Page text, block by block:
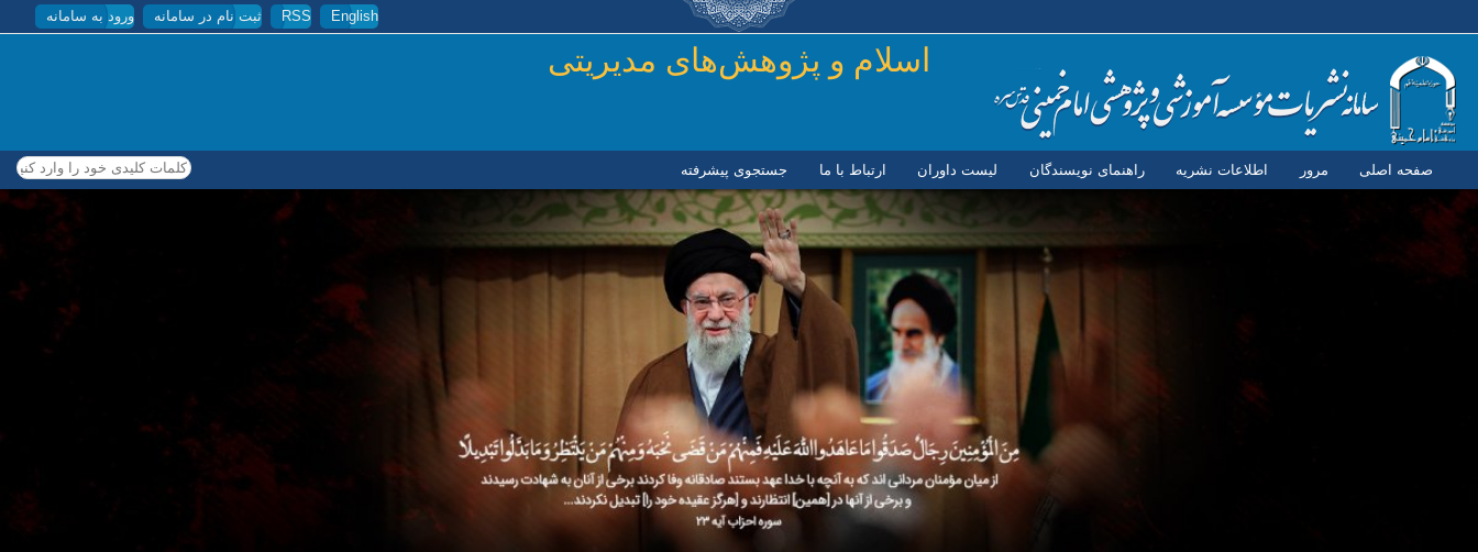
رفتن به محتوای اصلی English
RSS ثبت نام در سامانه ورود به سامانه
اسلام و پژوهش‌های مدیریتی
صفحه اصلی مرور اطلاعات نشریه راهنمای نویسندگان لیست داوران ارتباط با ما جستجوی پیشرفته کلمات کلیدی خود را وارد کنید